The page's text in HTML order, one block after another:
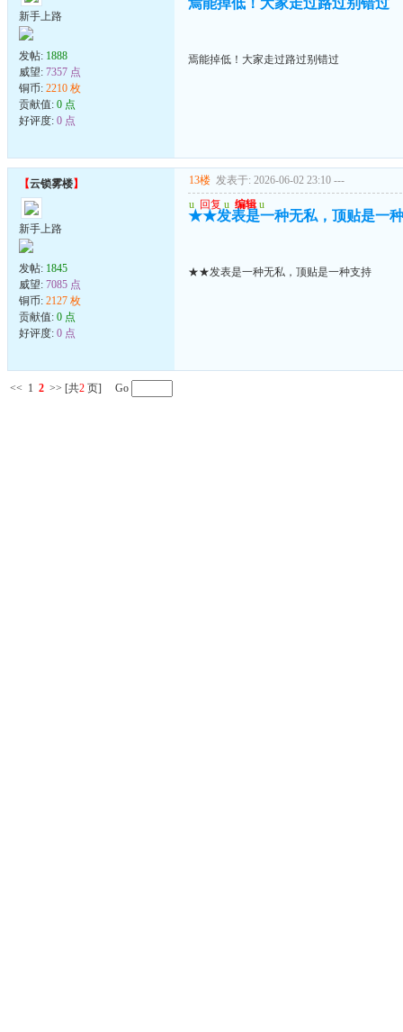
新手上路
发帖: 1888
威望: 7357 点
铜币: 2210 枚
贡献值: 0 点
好评度: 0 点
焉能掉低！大家走过路过别错过
焉能掉低！大家走过路过别错过
【云锁雾楼】
新手上路
发帖: 1845
威望: 7085 点
铜币: 2127 枚
贡献值: 0 点
好评度: 0 点
13楼 发表于: 2026-06-02 23:10 ---
u 回复 u 编辑 u
★★发表是一种无私，顶贴是一
★★发表是一种无私，顶贴是一种支持
<< 1 2 >> [共2 页] Go